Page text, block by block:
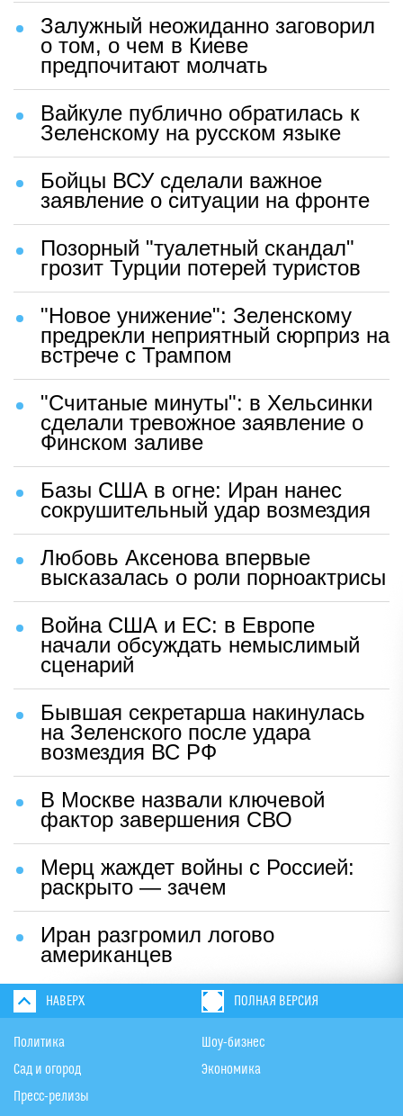
Залужный неожиданно заговорил
о том, о чем в Киеве
предпочитают молчать
Вайкуле публично обратилась к
Зеленскому на русском языке
Бойцы ВСУ сделали важное
заявление о ситуации на фронте
Позорный "туалетный скандал"
грозит Турции потерей туристов
"Новое унижение": Зеленскому
предрекли неприятный сюрприз на
встрече с Трампом
"Считаные минуты": в Хельсинки
сделали тревожное заявление о
Финском заливе
Базы США в огне: Иран нанес
сокрушительный удар возмездия
Любовь Аксенова впервые
высказалась о роли порноактрисы
Война США и ЕС: в Европе
начали обсуждать немыслимый
сценарий
Бывшая секретарша накинулась
на Зеленского после удара
возмездия ВС РФ
В Москве назвали ключевой
фактор завершения СВО
Мерц жаждет войны с Россией:
раскрыто — зачем
Иран разгромил логово
американцев
НАВЕРХ ПОЛНАЯ ВЕРСИЯ
Политика
Сад и огород
Пресс-релизы
Шоу-бизнес
Экономика